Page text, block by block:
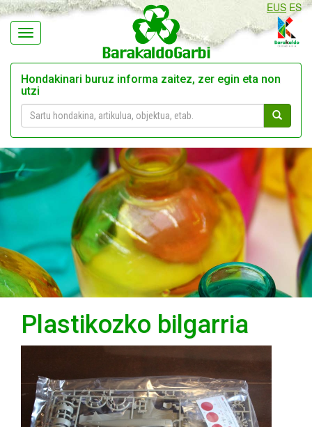
Navegación
EUS ES
Hondakinari buruz informa zaitez, zer egin eta non
utzi
Plastikozko bilgarria